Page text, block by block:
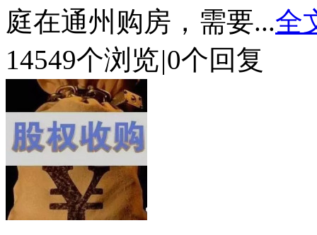
庭在通州购房，需要...全
14549个浏览|0个回复